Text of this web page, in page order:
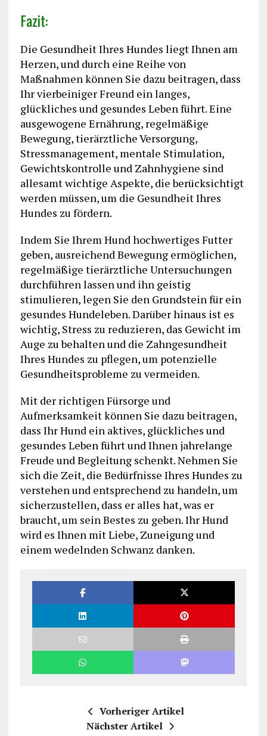
Fazit:
Die Gesundheit Ihres Hundes liegt Ihnen am
Herzen, und durch eine Reihe von
Maßnahmen können Sie dazu beitragen, dass
Ihr vierbeiniger Freund ein langes,
glückliches und gesundes Leben führt. Eine
ausgewogene Ernährung, regelmäßige
Bewegung, tierärztliche Versorgung,
Stressmanagement, mentale Stimulation,
Gewichtskontrolle und Zahnhygiene sind
allesamt wichtige Aspekte, die berücksichtigt
werden müssen, um die Gesundheit Ihres
Hundes zu fördern.
Indem Sie Ihrem Hund hochwertiges Futter
geben, ausreichend Bewegung ermöglichen,
regelmäßige tierärztliche Untersuchungen
durchführen lassen und ihn geistig
stimulieren, legen Sie den Grundstein für ein
gesundes Hundeleben. Darüber hinaus ist es
wichtig, Stress zu reduzieren, das Gewicht im
Auge zu behalten und die Zahngesundheit
Ihres Hundes zu pflegen, um potenzielle
Gesundheitsprobleme zu vermeiden.
Mit der richtigen Fürsorge und
Aufmerksamkeit können Sie dazu beitragen,
dass Ihr Hund ein aktives, glückliches und
gesundes Leben führt und Ihnen jahrelange
Freude und Begleitung schenkt. Nehmen Sie
sich die Zeit, die Bedürfnisse Ihres Hundes zu
verstehen und entsprechend zu handeln, um
sicherzustellen, dass er alles hat, was er
braucht, um sein Bestes zu geben. Ihr Hund
wird es Ihnen mit Liebe, Zuneigung und
einem wedelnden Schwanz danken.
Vorheriger Artikel
Nächster Artikel